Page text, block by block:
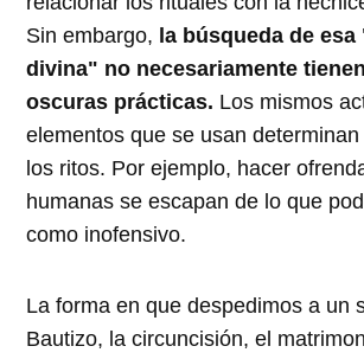
Sin embargo, la búsqueda de
divina" no necesariamente
oscuras prácticas. Los mismos
elementos que se usan
los ritos. Por ejemplo, hacer
humanas se escapan de lo que
como inofensivo.
La forma en que despedimos a un
Bautizo, la circuncisión, el